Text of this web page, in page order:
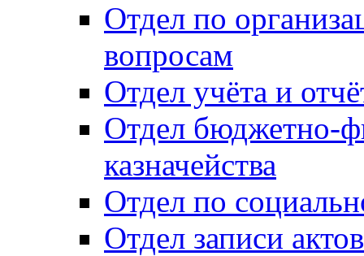
Отдел по
вопросам
Отдел учёта и
Отдел бюджетно-
казначейства
Отдел по
Отдел записи